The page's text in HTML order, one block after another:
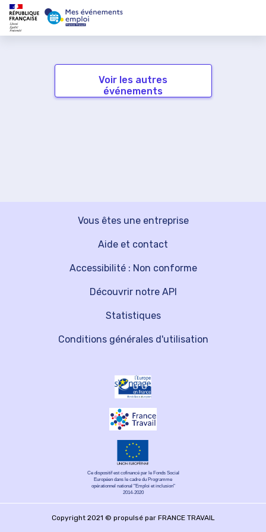
Voir les autres
événements
Vous êtes une entreprise
Découvrir notre API
Aide et contact
Statistiques
Accessibilité : Non conforme
Conditions générales d'utilisation
Ce dispositif est cofinancé par le Fonds Social
Européen dans le cadre du Programme
opérationnel national "Emploi et inclusion"
2014-2020
Copyright 2021 © propulsé par FRANCE TRAVAIL